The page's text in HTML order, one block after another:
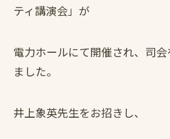
ティ講演会」が
電力ホールにて開催され、司
ました。
井上象英先生をお招きし、